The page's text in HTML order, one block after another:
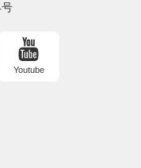
Youtube